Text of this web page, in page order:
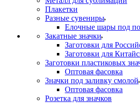
Плакетки
Разные сувениры
Елочные шары под
Закатные значки
Заготовки для
Заготовки для
Заготовки пластиковых
Оптовая фасовка
Значки под заливку смолой
Оптовая фасовка
Розетка для значков